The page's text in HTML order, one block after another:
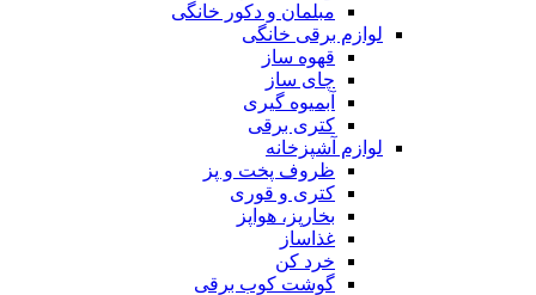
مبلمان و دکور خانگی
لوازم برقی خانگی
قهوه ساز
چای ساز
آبمیوه گیری
کتری برقی
لوازم آشپزخانه
ظروف پخت و پز
کتری و قوری
بخارپز، هواپز
غذاساز
خرد کن
گوشت کوب برقی